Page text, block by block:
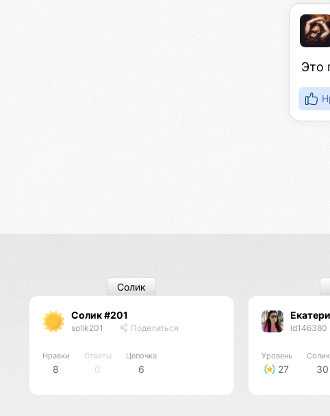
Это
Солик #201
solik201 Поделиться
Нравки
8
Ответы
0
Цепочка
6
Солик
id146380
Уровень
27 30